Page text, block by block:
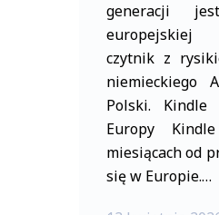
generacji
europejskiej
czytnik z
niemieckiego
Polski.
Europy
miesiącach od
się w Europie.…